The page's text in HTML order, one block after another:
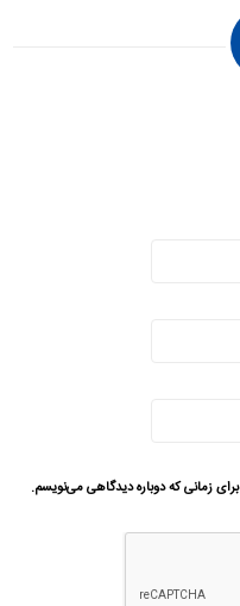
زمانی که دوباره دیدگاهی می‌نویسم.